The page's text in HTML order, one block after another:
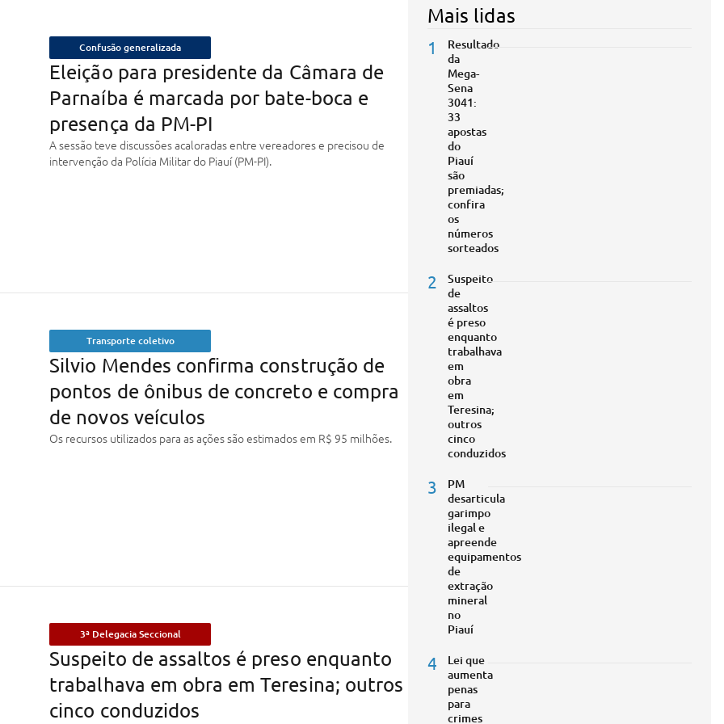
Confusão generalizada
Eleição para presidente da Câmara de
Parnaíba é marcada por bate-boca e
presença da PM-PI
A sessão teve discussões acaloradas entre vereadores e precisou de
intervenção da Polícia Militar do Piauí (PM-PI).
Transporte coletivo
Silvio Mendes confirma construção de
pontos de ônibus de concreto e compra
de novos veículos
Os recursos utilizados para as ações são estimados em R$ 95 milhões.
3ª Delegacia Seccional
Suspeito de assaltos é preso enquanto
trabalhava em obra em Teresina; outros
cinco conduzidos
Mais lidas
1
Resultado
da
Mega-
Sena
3041:
33
apostas
do
Piauí
são
premiadas;
confira
os
números
sorteados
2
Suspeito
de
assaltos
é preso
enquanto
trabalhava
em
obra
em
Teresina;
outros
cinco
conduzidos
3
PM
desarticula
garimpo
ilegal e
apreende
equipamentos
de
extração
mineral
no
Piauí
4
Lei que
aumenta
penas
para
crimes